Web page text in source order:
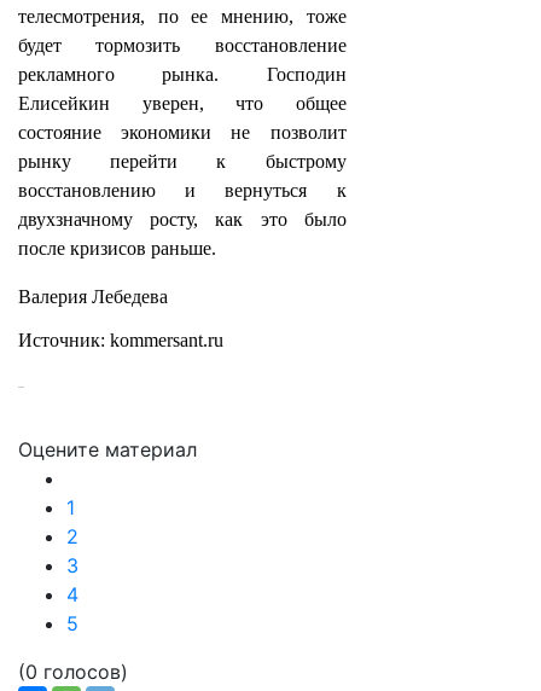
телесмотрения, по ее мнению, тоже
будет тормозить восстановление
рекламного рынка. Господин
Елисейкин уверен, что общее
состояние экономики не позволит
рынку перейти к быстрому
восстановлению и вернуться к
двухзначному росту, как это было
после кризисов раньше.
Валерия Лебедева
Источник: kommersant.ru
Оцените материал
1
2
3
4
5
(0 голосов)